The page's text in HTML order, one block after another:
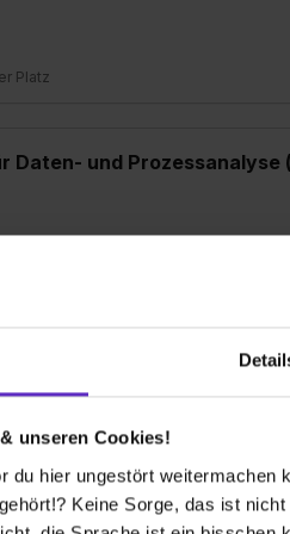
unseren Cookies!
du hier ungestört
Keine Sorge, das ist
Platz
Daten- und Prozessanalyse
(m/w/d)
Platz